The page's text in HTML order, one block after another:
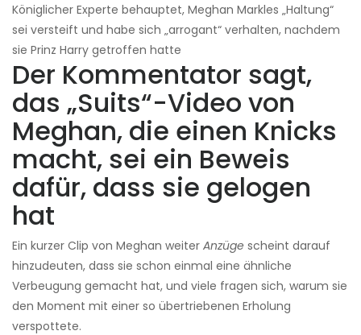
Königlicher Experte behauptet, Meghan Markles „Haltung“
sei versteift und habe sich „arrogant“ verhalten, nachdem
sie Prinz Harry getroffen hatte
Der Kommentator sagt,
das „Suits“-Video von
Meghan, die einen Knicks
macht, sei ein Beweis
dafür, dass sie gelogen
hat
Ein kurzer Clip von Meghan weiter Anzüge scheint darauf
hinzudeuten, dass sie schon einmal eine ähnliche
Verbeugung gemacht hat, und viele fragen sich, warum sie
den Moment mit einer so übertriebenen Erholung
verspottete.